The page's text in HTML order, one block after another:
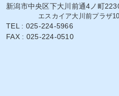
新潟市中央区下大川前通4ノ町
エスカイア大川前プラザ
TEL : 025-224-5966
FAX : 025-224-0510